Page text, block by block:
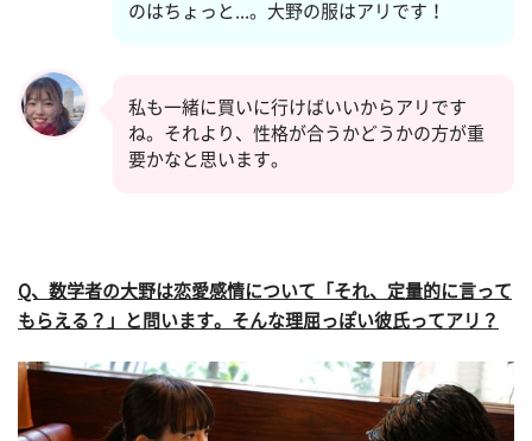
のはちょっと...。大野の服はアリです！
私も一緒に買いに行けばいいからアリです
ね。それより、性格が合うかどうかの方が重
要かなと思います。
Q、数学者の大野は恋愛感情について「それ、定量的に言って
もらえる？」と問います。そんな理屈っぽい彼氏ってアリ？